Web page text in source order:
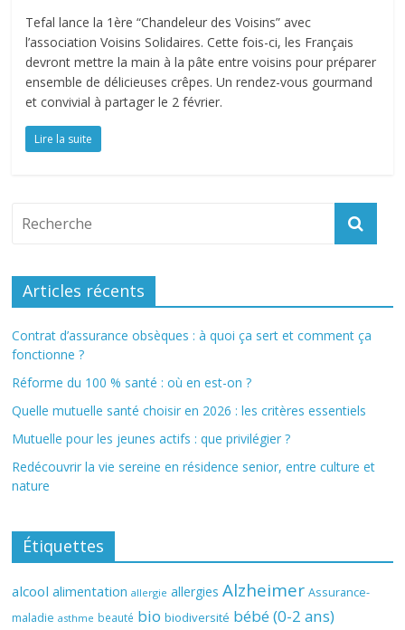
Tefal lance la 1ère “Chandeleur des Voisins” avec
l’association Voisins Solidaires. Cette fois-ci, les Français
devront mettre la main à la pâte entre voisins pour préparer
ensemble de délicieuses crêpes. Un rendez-vous gourmand
et convivial à partager le 2 février.
Lire la suite
Articles récents
Contrat d’assurance obsèques : à quoi ça sert et comment ça
fonctionne ?
Réforme du 100 % santé : où en est-on ?
Quelle mutuelle santé choisir en 2026 : les critères essentiels
Mutuelle pour les jeunes actifs : que privilégier ?
Redécouvrir la vie sereine en résidence senior, entre culture et
nature
Étiquettes
alcool alimentation allergie allergies Alzheimer Assurance-
maladie asthme beauté bio biodiversité bébé (0-2 ans)